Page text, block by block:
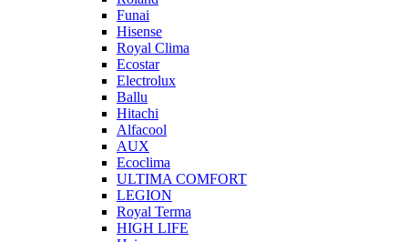
Funai
Hisense
Royal Clima
Ecostar
Electrolux
Ballu
Hitachi
Alfacool
AUX
Ecoclima
ULTIMA COMFORT
LEGION
Royal Terma
HIGH LIFE